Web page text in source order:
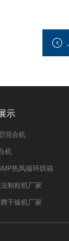
示
混合机
机
热风循环烘箱
制粒机厂家
干燥机厂家